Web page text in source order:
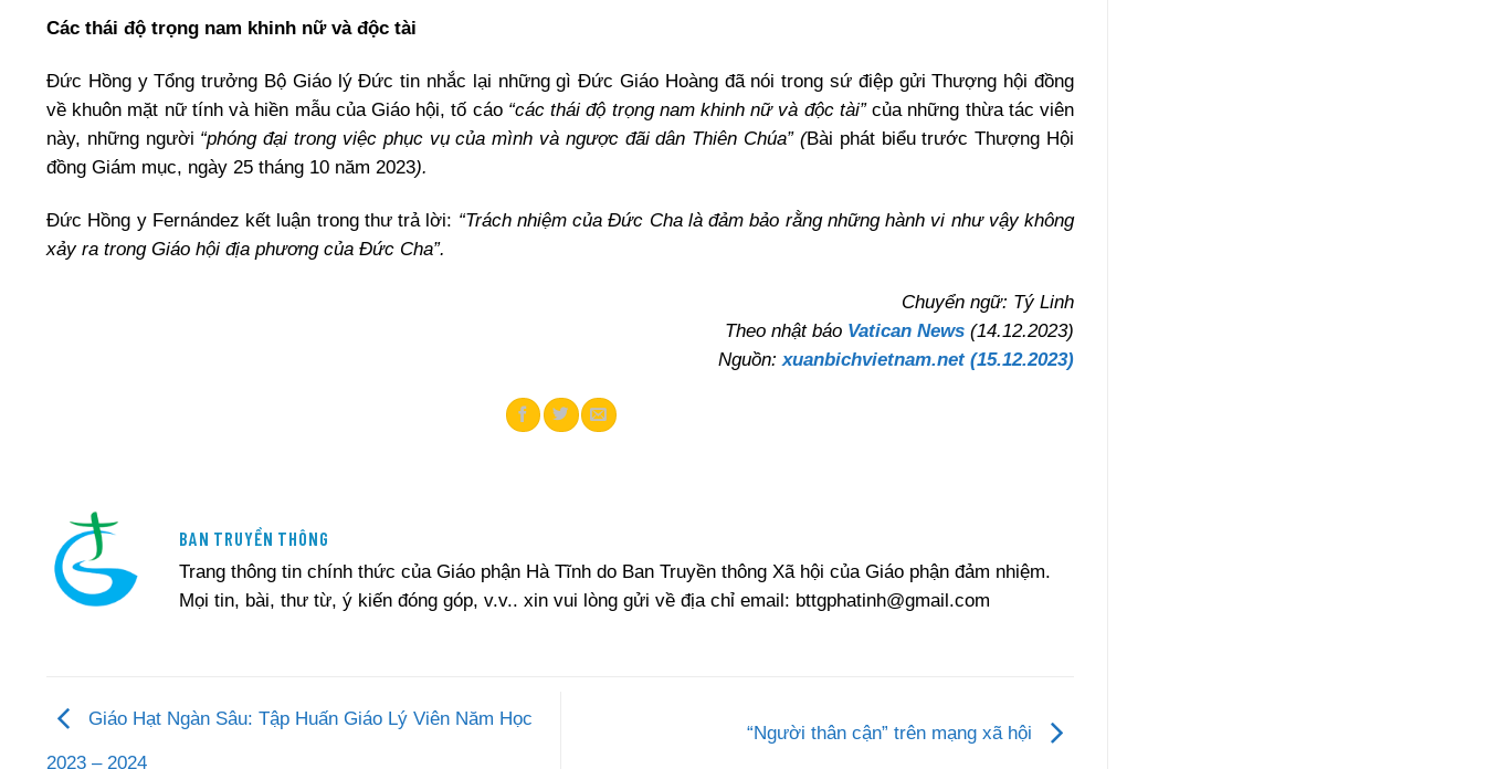
Các thái độ trọng nam khinh nữ và độc tài
Đức Hồng y Tổng trưởng Bộ Giáo lý Đức tin nhắc lại những gì Đức Giáo Hoàng đã nói trong sứ điệp gửi Thượng hội đồng
về khuôn mặt nữ tính và hiền mẫu của Giáo hội, tố cáo “các thái độ trọng nam khinh nữ và độc tài”của những thừa tác viên
này, những người “phóng đại trong việc phục vụ của mình và ngược đãi dân Thiên Chúa” (Bài phát biểu trước Thượng Hội
đồng Giám mục, ngày 25 tháng 10 năm 2023).
Đức Hồng y Fernández kết luận trong thư trả lời: “Trách nhiệm của Đức Cha là đảm bảo rằng những hành vi như vậy không
xảy ra trong Giáo hội địa phương của Đức Cha”.
Chuyển ngữ: Tý Linh
Theo nhật báo Vatican News (14.12.2023)
Nguồn: xuanbichvietnam.net (15.12.2023)
BAN TRUYỀN THÔNG
Trang thông tin chính thức của Giáo phận Hà Tĩnh do Ban Truyền thông Xã hội của Giáo phận đảm nhiệm.
Mọi tin, bài, thư từ, ý kiến đóng góp, v.v.. xin vui lòng gửi về địa chỉ email: bttgphatinh@gmail.com
Giáo Hạt Ngàn Sâu: Tập Huấn Giáo Lý Viên Năm Học
2023 – 2024
“Người thân cận” trên mạng xã hội